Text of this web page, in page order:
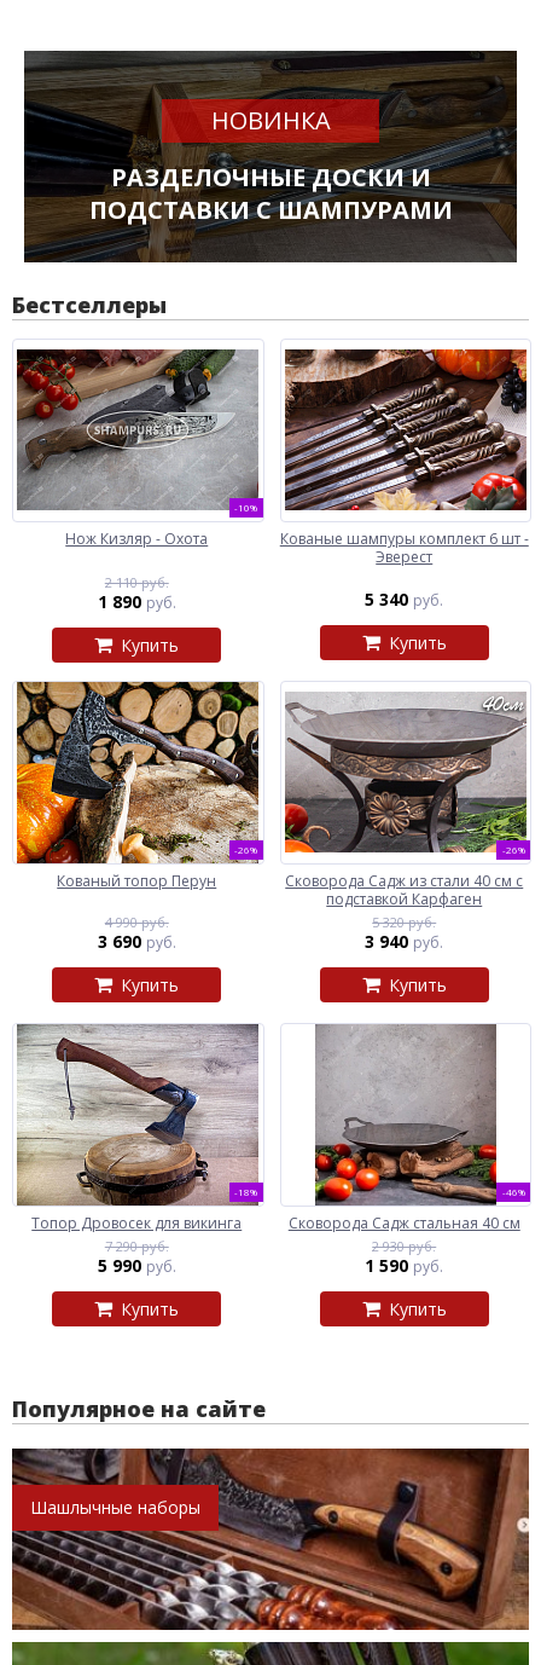
НОВИНКА
РАЗДЕЛОЧНЫЕ ДОСКИ И
ПОДСТАВКИ С ШАМПУРАМИ
Бестселлеры
-10%
Нож Кизляр - Охота
2 110 руб.
1 890 руб.
Купить
Кованые шампуры комплект 6 шт -
Эверест
5 340 руб.
Купить
-26%
Кованый топор Перун
4 990 руб.
3 690 руб.
Купить
-26%
Сковорода Садж из стали 40 см с
подставкой Карфаген
5 320 руб.
3 940 руб.
Купить
-18%
Топор Дровосек для викинга
7 290 руб.
5 990 руб.
Купить
-46%
Сковорода Садж стальная 40 см
2 930 руб.
1 590 руб.
Купить
Популярное на сайте
Шашлычные наборы